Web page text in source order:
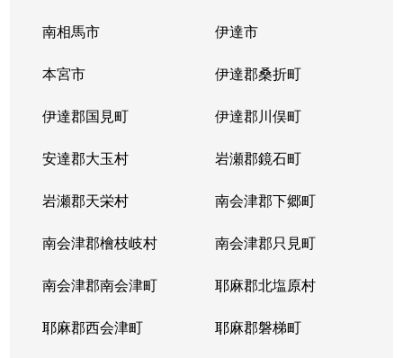
南相馬市 伊達市
本宮市 伊達郡桑折町
伊達郡国見町 伊達郡川俣町
安達郡大玉村 岩瀬郡鏡石町
岩瀬郡天栄村 南会津郡下郷町
南会津郡檜枝岐村 南会津郡只見町
南会津郡南会津町 耶麻郡北塩原村
耶麻郡西会津町 耶麻郡磐梯町